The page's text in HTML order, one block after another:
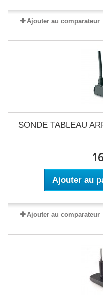
Ajouter au comparateur
SONDE TABLEAU
Ajouter au
Ajouter au comparateur